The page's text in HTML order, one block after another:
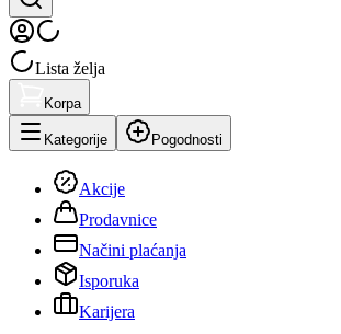
Lista želja
Korpa
Kategorije Pogodnosti
Akcije
Prodavnice
Načini plaćanja
Isporuka
Karijera